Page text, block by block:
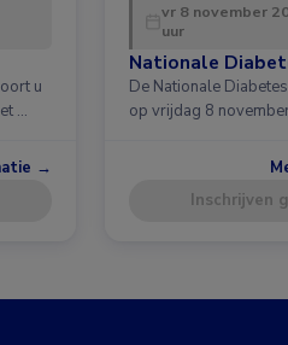
u
…
→
vr 8 november
uur
Nationale
De Nationale
op vrijdag 8
Inschrijven